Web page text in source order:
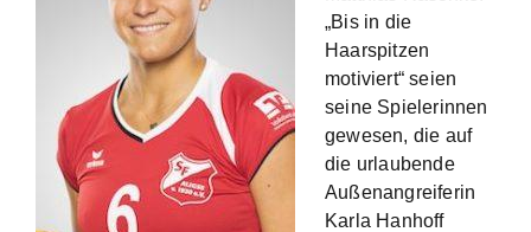
„Bis in die
Haarspitzen
motiviert“ seien
seine Spielerinnen
gewesen, die auf
die urlaubende
Außenangreiferin
Karla Hanhoff